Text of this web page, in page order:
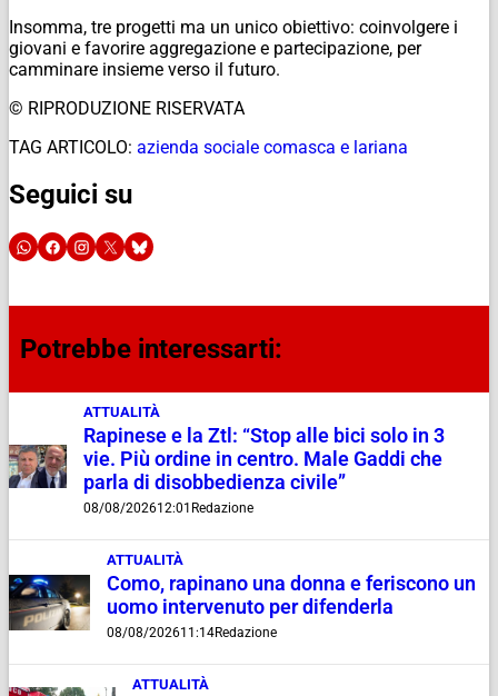
Insomma, tre progetti ma un unico obiettivo: coinvolgere i
giovani e favorire aggregazione e partecipazione, per
camminare insieme verso il futuro.
© RIPRODUZIONE RISERVATA
TAG ARTICOLO: azienda sociale comasca e lariana
Seguici su
Potrebbe interessarti:
ATTUALITÀ
Rapinese e la Ztl: “Stop alle bici solo in 3
vie. Più ordine in centro. Male Gaddi che
parla di disobbedienza civile”
08/08/202612:01 Redazione
ATTUALITÀ
Como, rapinano una donna e feriscono un
uomo intervenuto per difenderla
08/08/202611:14Redazione
ATTUALITÀ